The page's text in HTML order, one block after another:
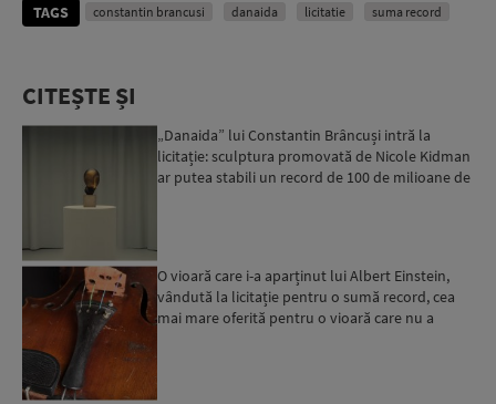
TAGS constantin brancusi danaida licitatie suma record
CITEȘTE ȘI
„Danaida” lui Constantin Brâncuși intră la
licitație: sculptura promovată de Nicole Kidman
ar putea stabili un record de 100 de milioane de
O vioară care i-a aparținut lui Albert Einstein,
vândută la licitație pentru o sumă record, cea
mai mare oferită pentru o vioară care nu a